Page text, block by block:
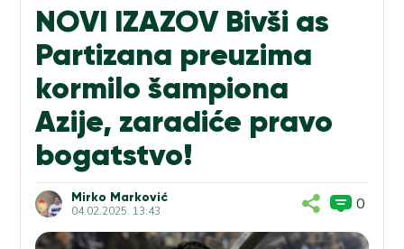
NOVI IZAZOV Bivši as
Partizana preuzima
kormilo šampiona
Azije, zaradiće pravo
bogatstvo!
Mirko Marković
04.02.2025. 13:43 0